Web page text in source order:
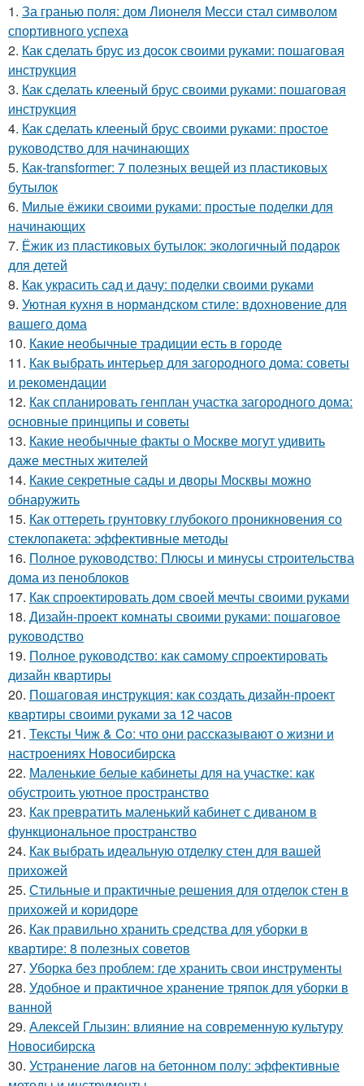
1. За гранью поля: дом Лионеля Месси стал символом
спортивного успеха
2. Как сделать брус из досок своими руками: пошаговая
инструкция
3. Как сделать клееный брус своими руками: пошаговая
инструкция
4. Как сделать клееный брус своими руками: простое
руководство для начинающих
5. Как-transformer: 7 полезных вещей из пластиковых
бутылок
6. Милые ёжики своими руками: простые поделки для
начинающих
7. Ёжик из пластиковых бутылок: экологичный подарок
для детей
8. Как украсить сад и дачу: поделки своими руками
9. Уютная кухня в нормандском стиле: вдохновение для
вашего дома
10. Какие необычные традиции есть в городе
11. Как выбрать интерьер для загородного дома: советы
и рекомендации
12. Как спланировать генплан участка загородного дома:
основные принципы и советы
13. Какие необычные факты о Москве могут удивить
даже местных жителей
14. Какие секретные сады и дворы Москвы можно
обнаружить
15. Как оттереть грунтовку глубокого проникновения со
стеклопакета: эффективные методы
16. Полное руководство: Плюсы и минусы строительства
дома из пеноблоков
17. Как спроектировать дом своей мечты своими руками
18. Дизайн-проект комнаты своими руками: пошаговое
руководство
19. Полное руководство: как самому спроектировать
дизайн квартиры
20. Пошаговая инструкция: как создать дизайн-проект
квартиры своими руками за 12 часов
21. Тексты Чиж & Co: что они рассказывают о жизни и
настроениях Новосибирска
22. Маленькие белые кабинеты для на участке: как
обустроить уютное пространство
23. Как превратить маленький кабинет с диваном в
функциональное пространство
24. Как выбрать идеальную отделку стен для вашей
прихожей
25. Стильные и практичные решения для отделок стен в
прихожей и коридоре
26. Как правильно хранить средства для уборки в
квартире: 8 полезных советов
27. Уборка без проблем: где хранить свои инструменты
28. Удобное и практичное хранение тряпок для уборки в
ванной
29. Алексей Глызин: влияние на современную культуру
Новосибирска
30. Устранение лагов на бетонном полу: эффективные